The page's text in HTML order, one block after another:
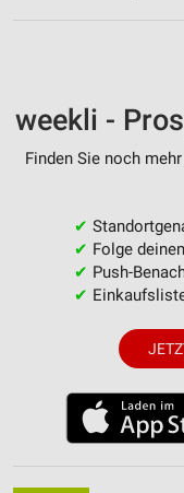
weekli -
Finden Sie noch
✔
✔ Folge
✔ Push-
✔